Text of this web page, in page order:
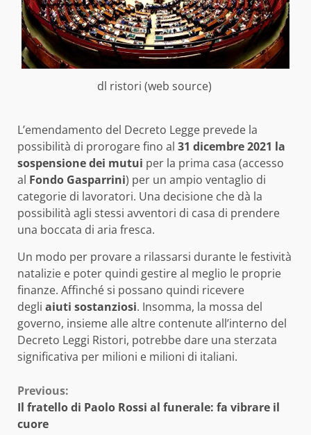
dl ristori (web source)
L’emendamento del Decreto Legge prevede la
possibilità di prorogare fino al 31 dicembre 2021 la
sospensione dei mutui per la prima casa (accesso
al Fondo Gasparrini) per un ampio ventaglio di
categorie di lavoratori. Una decisione che dà la
possibilità agli stessi avventori di casa di prendere
una boccata di aria fresca.
Un modo per provare a rilassarsi durante le festività
natalizie e poter quindi gestire al meglio le proprie
finanze. Affinché si possano quindi ricevere
degli aiuti sostanziosi. Insomma, la mossa del
governo, insieme alle altre contenute all’interno del
Decreto Leggi Ristori, potrebbe dare una sterzata
significativa per milioni e milioni di italiani.
Continue
Reading
Previous:
Il fratello di Paolo Rossi al funerale: fa vibrare il
cuore